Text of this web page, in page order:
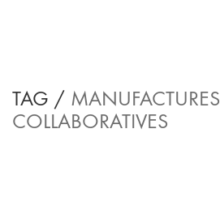
TAG / MANUFACTURES
COLLABORATIVES